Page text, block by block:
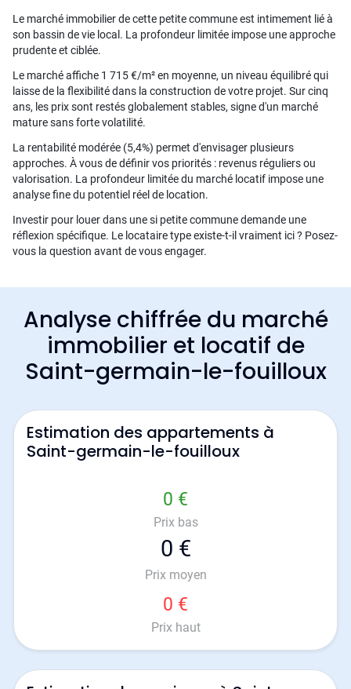
Le marché immobilier de cette petite commune est intimement lié à
son bassin de vie local. La profondeur limitée impose une approche
prudente et ciblée.
Le marché affiche 1 715 €/m² en moyenne, un niveau équilibré qui
laisse de la flexibilité dans la construction de votre projet. Sur cinq
ans, les prix sont restés globalement stables, signe d'un marché
mature sans forte volatilité.
La rentabilité modérée (5,4%) permet d'envisager plusieurs
approches. À vous de définir vos priorités : revenus réguliers ou
valorisation. La profondeur limitée du marché locatif impose une
analyse fine du potentiel réel de location.
Investir pour louer dans une si petite commune demande une
réflexion spécifique. Le locataire type existe-t-il vraiment ici ? Posez-
vous la question avant de vous engager.
Analyse chiffrée du marché
immobilier et locatif de
Saint-germain-le-fouilloux
Estimation des appartements à
Saint-germain-le-fouilloux
0 €
Prix bas
0 €
Prix moyen
0 €
Prix haut